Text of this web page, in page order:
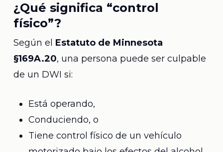
¿Qué significa “control
físico”?
Según el Estatuto de Minnesota
§169A.20, una persona puede ser culpable
de un DWI si:
Está operando,
Conduciendo, o
Tiene control físico de un vehículo